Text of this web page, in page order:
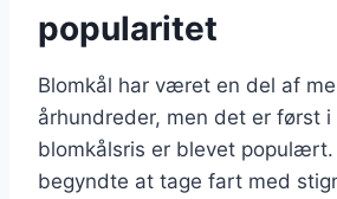
popularitet
Blomkål har været en del af
århundreder, men det er først
blomkålsris er blevet populært.
begyndte at tage fart med